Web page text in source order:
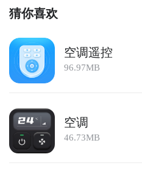
猜你喜欢
空调遥控
96.97MB
空调
46.73MB